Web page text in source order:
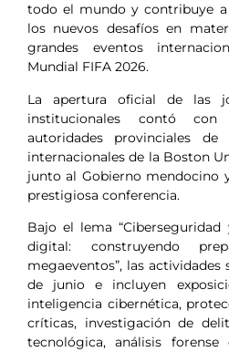
todo el mundo y contribuye
los nuevos desafíos en
grandes eventos
Mundial FIFA 2026.
La apertura oficial de las
institucionales contó
autoridades provinciales de
internacionales de la Boston
junto al Gobierno mendocino
prestigiosa conferencia.
Bajo el lema
digital: construyendo
megaeventos”, las actividades
de junio e incluyen
inteligencia cibernética,
críticas, investigación de
tecnológica, análisis forense